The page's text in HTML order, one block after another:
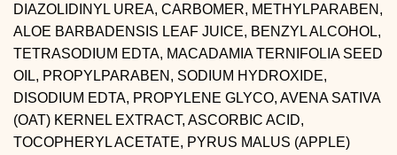
DIAZOLIDINYL UREA, CARBOMER, METHYLPARABEN,
ALOE BARBADENSIS LEAF JUICE, BENZYL ALCOHOL,
TETRASODIUM EDTA, MACADAMIA TERNIFOLIA SEED
OIL, PROPYLPARABEN, SODIUM HYDROXIDE,
DISODIUM EDTA, PROPYLENE GLYCO, AVENA SATIVA
(OAT) KERNEL EXTRACT, ASCORBIC ACID,
TOCOPHERYL ACETATE, PYRUS MALUS (APPLE)